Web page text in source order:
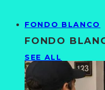
FONDO BLANCO
FONDO
SEE ALL